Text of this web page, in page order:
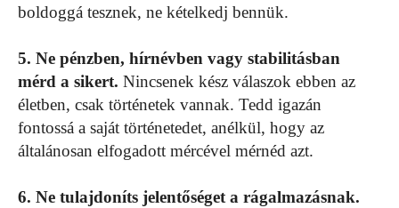
boldoggá tesznek, ne kételkedj bennük.
5. Ne pénzben, hírnévben vagy stabilitásban
mérd a sikert. Nincsenek kész válaszok ebben az
életben, csak történetek vannak. Tedd igazán
fontossá a saját történetedet, anélkül, hogy az
általánosan elfogadott mércével mérnéd azt.
6. Ne tulajdoníts jelentőséget a rágalmazásnak.